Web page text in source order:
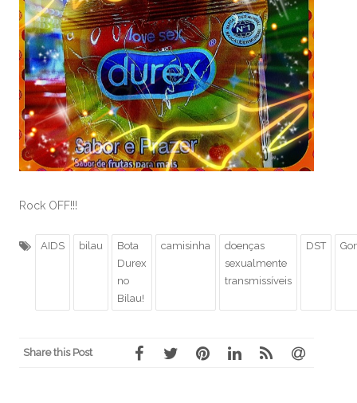
Rock OFF!!!
AIDS bilau
Bota
Durex
no
Bilau!
camisinha
doenças
sexualmente
transmissíveis
DST
Share this Post